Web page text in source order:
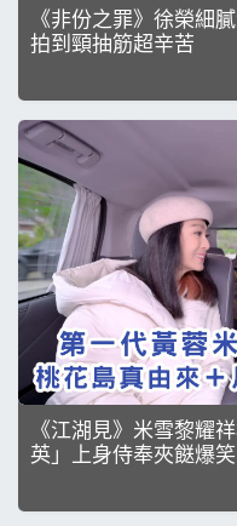
《非份之罪》徐榮細
拍到頸抽筋超辛苦
《江湖見》米雪黎耀
英」上身侍奉夾餸爆笑